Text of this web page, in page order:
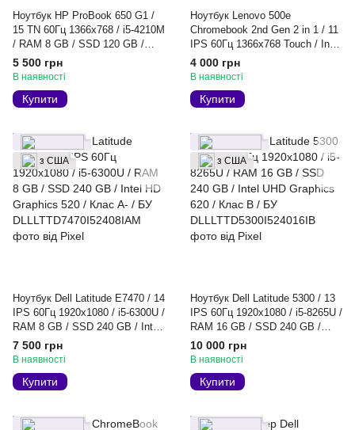
Ноутбук HP ProBook 650 G1 /
15 TN 60Гц 1366x768 / i5-4210M
/ RAM 8 GB / SSD 120 GB /
Intel HD Graphics 4600 / Клас
A- / БУ
5 500 грн
В наявності
Купити
Ноутбук Lenovo 500e
Chromebook 2nd Gen 2 in 1 / 11
IPS 60Гц 1366x768 Touch / Intel
Celeron N4120 / RAM 4 GB /
SSD 32 GB / Intel UHD Graphics
4 000 грн
В наявності
Купити
з США
Ноутбук Dell Latitude E7470 / 14
IPS 60Гц 1920x1080 / i5-6300U /
RAM 8 GB / SSD 240 GB / Intel
HD Graphics 520 / Клас A- / БУ
7 500 грн
В наявності
Купити
з США
Ноутбук Dell Latitude 5300 / 13
IPS 60Гц 1920x1080 / i5-8265U /
RAM 16 GB / SSD 240 GB /
Intel UHD Graphics 620 / Клас B
/ БУ
10 000 грн
В наявності
Купити